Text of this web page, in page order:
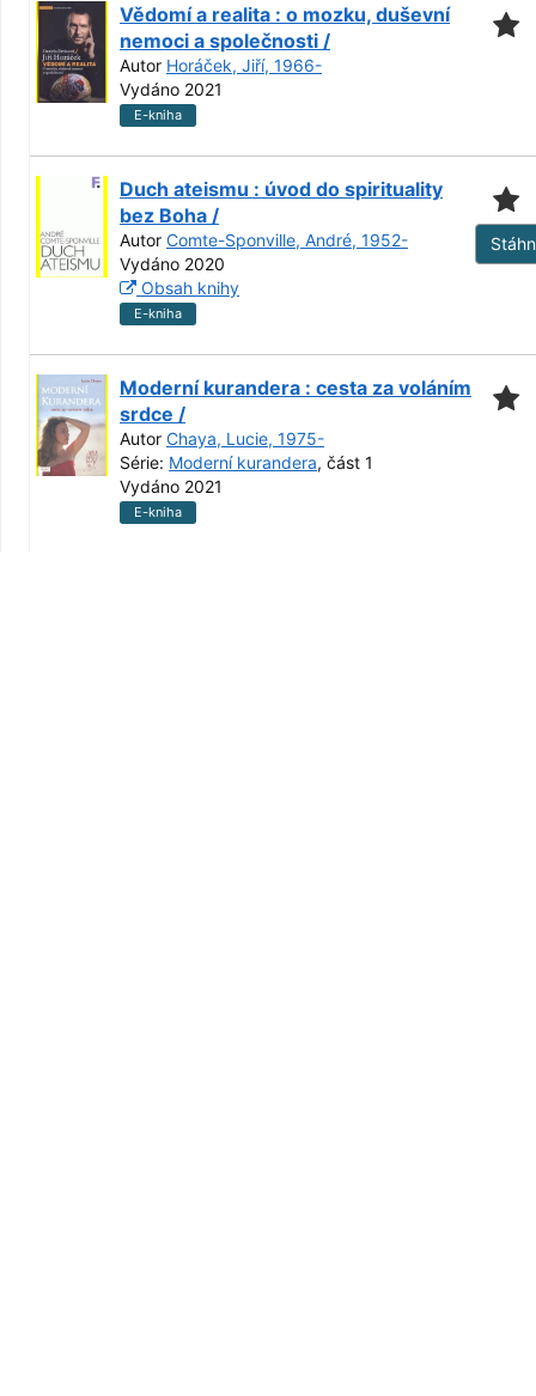
Vědomí a realita : o mozku, duševní
nemoci a společnosti /
Autor Horáček, Jiří, 1966-
Vydáno 2021
E-kniha
Duch ateismu : úvod do spirituality
bez Boha /
Autor Comte-Sponville, André, 1952-
Vydáno 2020
Obsah knihy
E-kniha
Moderní kurandera : cesta za voláním
srdce /
Autor Chaya, Lucie, 1975-
Série: Moderní kurandera, část 1
Vydáno 2021
E-kniha